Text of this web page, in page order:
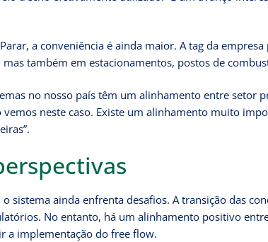
a conveniência é ainda maior. A tag da
também em estacionamentos, postos de
no nosso país têm um alinhamento entre setor
neste caso. Existe um alinhamento muito
sistema ainda enfrenta desafios. A transição das
No entanto, há um alinhamento positivo
a implementação do free flow.